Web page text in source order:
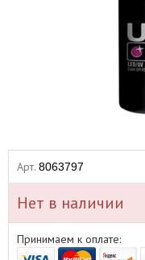
Арт. 8063797
Нет в наличии
Принимаем к оплате: